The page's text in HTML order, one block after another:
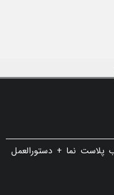
نما + دستورالعمل